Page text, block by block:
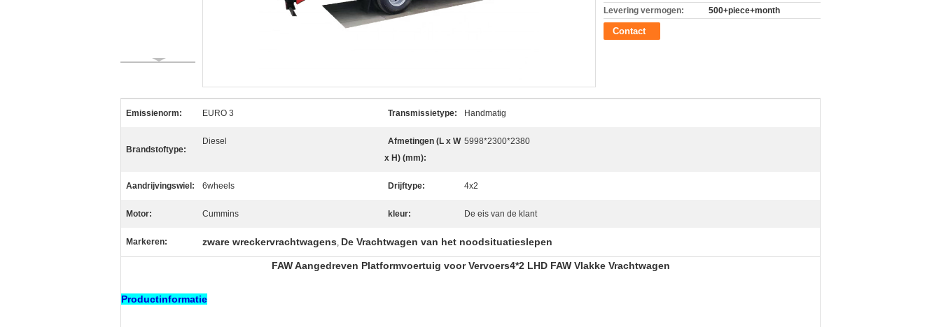
Levering vermogen:
500+piece+month
Contact
Emissienorm: EURO 3 Transmissietype: Handmatig
Brandstoftype:
Diesel
Afmetingen (L x W
x H) (mm):
5998*2300*2380
Aandrijvingswiel: 6wheels Drijftype: 4x2
Motor: Cummins kleur: De eis van de klant
Markeren: zware wreckervrachtwagens, De Vrachtwagen van het noodsituatieslepen
FAW Aangedreven Platformvoertuig voor Vervoers4*2 LHD FAW Vlakke Vrachtwagen
Productinformatie